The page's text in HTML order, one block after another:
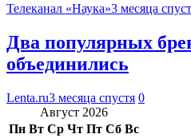
Телеканал «Наука»3 месяца
Два популярных
объединились
Lenta.ru3 месяца спустя 0
Август 2026
Пн Вт Ср Чт Пт Сб Вс